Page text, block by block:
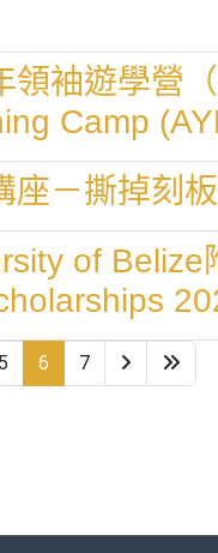
領袖遊學營
Camp
座－撕掉刻
of
5 6 7